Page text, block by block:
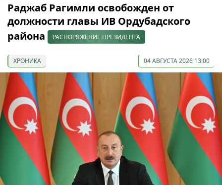
Раджаб Рагимли освобожден от
должности главы ИВ Ордубадского
района
РАСПОРЯЖЕНИЕ ПРЕЗИДЕНТА
ХРОНИКА 04 АВГУСТА 2026 13:00